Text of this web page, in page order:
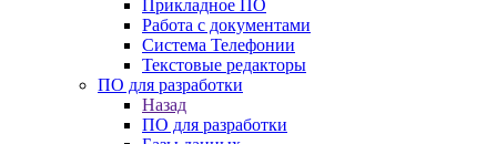
Прикладное ПО
Работа с документами
Система Телефонии
Текстовые редакторы
ПО для разработки
Назад
ПО для разработки